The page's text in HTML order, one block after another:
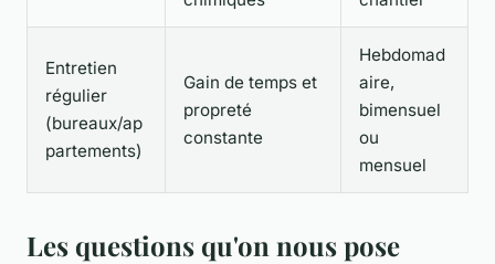
Entretien
régulier
(bureaux/ap
partements)
Gain de temps et
propreté
constante
Hebdomad
aire,
bimensuel
ou
mensuel
Les questions qu'on nous pose